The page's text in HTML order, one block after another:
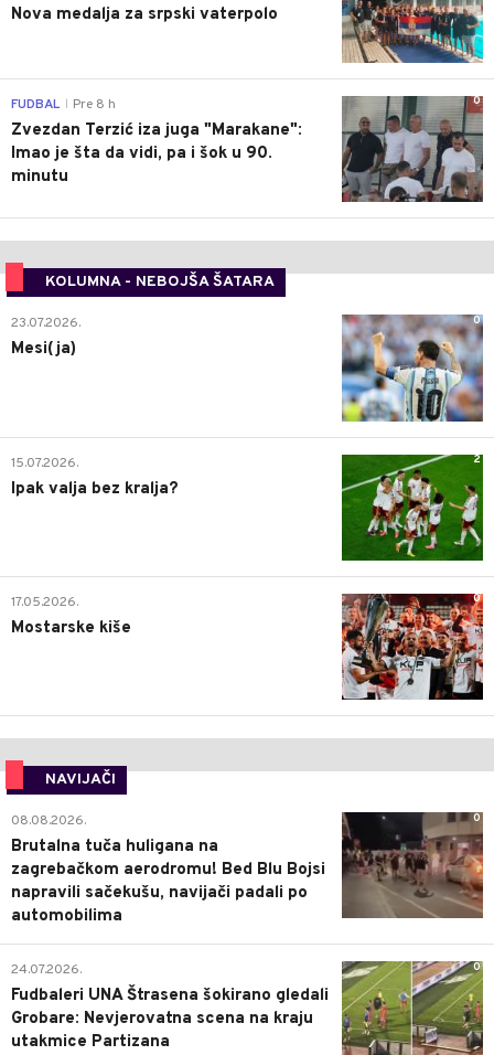
Nova medalja za srpski vaterpolo
0
FUDBAL Pre 8 h
Zvezdan Terzić iza juga "Marakane":
Imao je šta da vidi, pa i šok u 90.
minutu
KOLUMNA - NEBOJŠA ŠATARA
0
23.07.2026.
Mesi(ja)
2
15.07.2026.
Ipak valja bez kralja?
0
17.05.2026.
Mostarske kiše
NAVIJAČI
0
08.08.2026.
Brutalna tuča huligana na
zagrebačkom aerodromu! Bed Blu Bojsi
napravili sačekušu, navijači padali po
automobilima
0
24.07.2026.
Fudbaleri UNA Štrasena šokirano gledali
Grobare: Nevjerovatna scena na kraju
utakmice Partizana